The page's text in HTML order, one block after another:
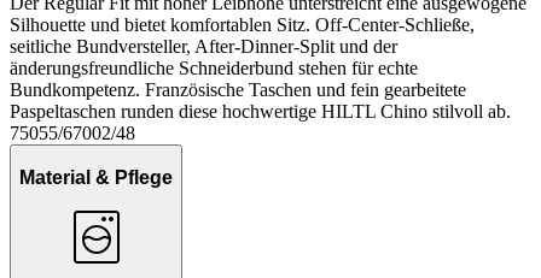
Silhouette und bietet komfortablen Sitz. Off-Center-Schließe,
seitliche Bundversteller, After-Dinner-Split und der
änderungsfreundliche Schneiderbund stehen für echte
Bundkompetenz. Französische Taschen und fein gearbeitete
Paspeltaschen runden diese hochwertige HILTL Chino stilvoll ab.
75055/67002/48
Material & Pflege